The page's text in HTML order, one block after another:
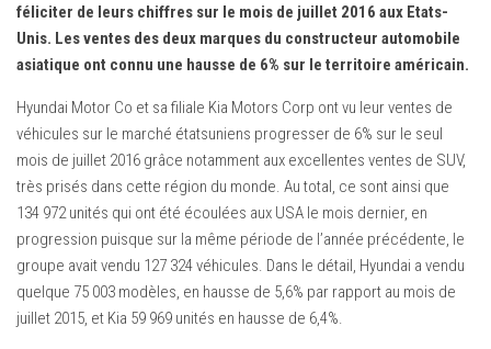
Équipement Auto
Pneumatiques
féliciter de leurs chiffres sur le mois de juillet 2016 aux Etats-
Unis. Les ventes des deux marques du constructeur automobile
asiatique ont connu une hausse de 6% sur le territoire américain.
Hyundai Motor Co et sa filiale Kia Motors Corp ont vu leur ventes de
véhicules sur le marché étatsuniens progresser de 6% sur le seul
mois de juillet 2016 grâce notamment aux excellentes ventes de SUV,
très prisés dans cette région du monde. Au total, ce sont ainsi que
134 972 unités qui ont été écoulées aux USA le mois dernier, en
progression puisque sur la même période de l’année précédente, le
groupe avait vendu 127 324 véhicules. Dans le détail, Hyundai a vendu
quelque 75 003 modèles, en hausse de 5,6% par rapport au mois de
juillet 2015, et Kia 59 969 unités en hausse de 6,4%.